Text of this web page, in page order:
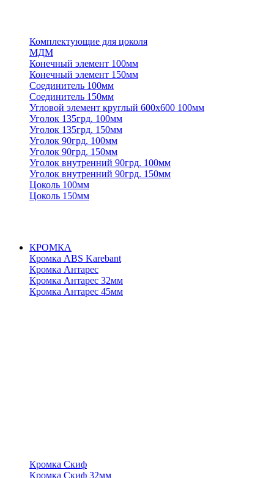
Комплектующие для цоколя
МДМ
Конечный элемент 100мм
Конечный элемент 150мм
Соединитель 100мм
Соединитель 150мм
Угловой элемент круглый 600х600 100мм
Уголок 135грд. 100мм
Уголок 135грд. 150мм
Уголок 90грд. 100мм
Уголок 90грд. 150мм
Уголок внутренний 90грд. 100мм
Уголок внутренний 90грд. 150мм
Цоколь 100мм
Цоколь 150мм
КРОМКА
Кромка ABS Karebant
Кромка Антарес
Кромка Антарес 32мм
Кромка Антарес 45мм
Кромка Скиф
Кромка Скиф 32мм